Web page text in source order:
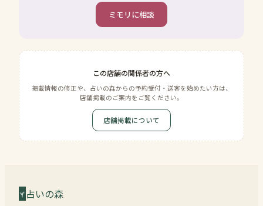
ミモリに相談
この店舗の関係者の方へ
掲載情報の修正や、占いの森からの予約受付・送客を始めたい方は、
店舗掲載のご案内をご覧ください。
店舗掲載について
占いの森